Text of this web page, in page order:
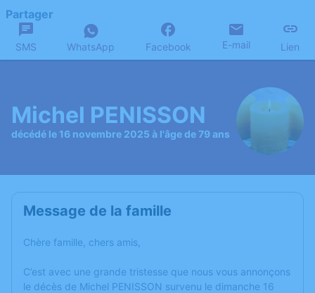
Partager
SMS WhatsApp Facebook E-mail Lien
Michel PENISSON
décédé le 16 novembre 2025 à l'âge de 79 ans
Message de la famille
Chère famille, chers amis,
C’est avec une grande tristesse que nous vous annonçons
le décès de Michel PENISSON survenu le dimanche 16